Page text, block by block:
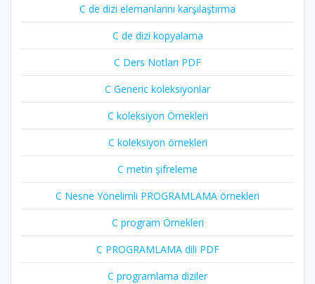
C de dizi elemanlarını karşılaştırma
C de dizi kopyalama
C Ders Notları PDF
C Generic koleksiyonlar
C koleksiyon Örnekleri
C koleksiyon örnekleri
C metin şifreleme
C Nesne Yönelimli PROGRAMLAMA örnekleri
C program Örnekleri
C PROGRAMLAMA dili PDF
C programlama diziler